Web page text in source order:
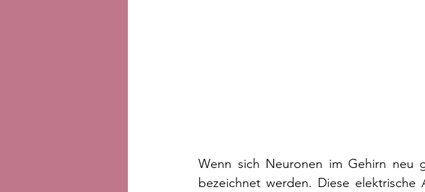
Wenn sich Neuronen im Gehirn neu
bezeichnet werden. Diese